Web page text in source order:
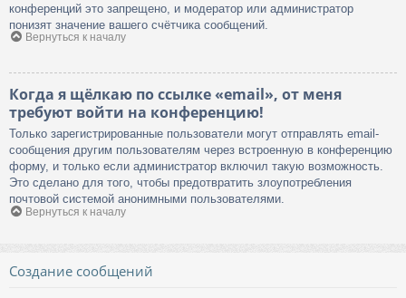
конференций это запрещено, и модератор или администратор
понизят значение вашего счётчика сообщений.
Вернуться к началу
Когда я щёлкаю по ссылке «email», от меня
требуют войти на конференцию!
Только зарегистрированные пользователи могут отправлять email-
сообщения другим пользователям через встроенную в конференцию
форму, и только если администратор включил такую возможность.
Это сделано для того, чтобы предотвратить злоупотребления
почтовой системой анонимными пользователями.
Вернуться к началу
Создание сообщений